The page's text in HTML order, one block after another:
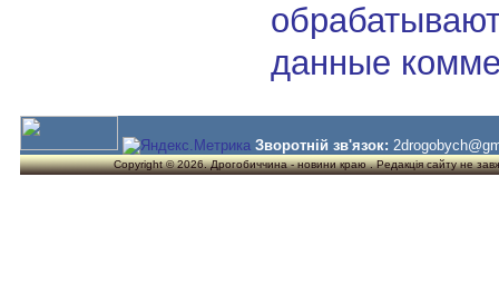
данные
Зворотній зв'язок:
Copyright © 2026. Дрогобиччина - новини краю . Редакція сайту не